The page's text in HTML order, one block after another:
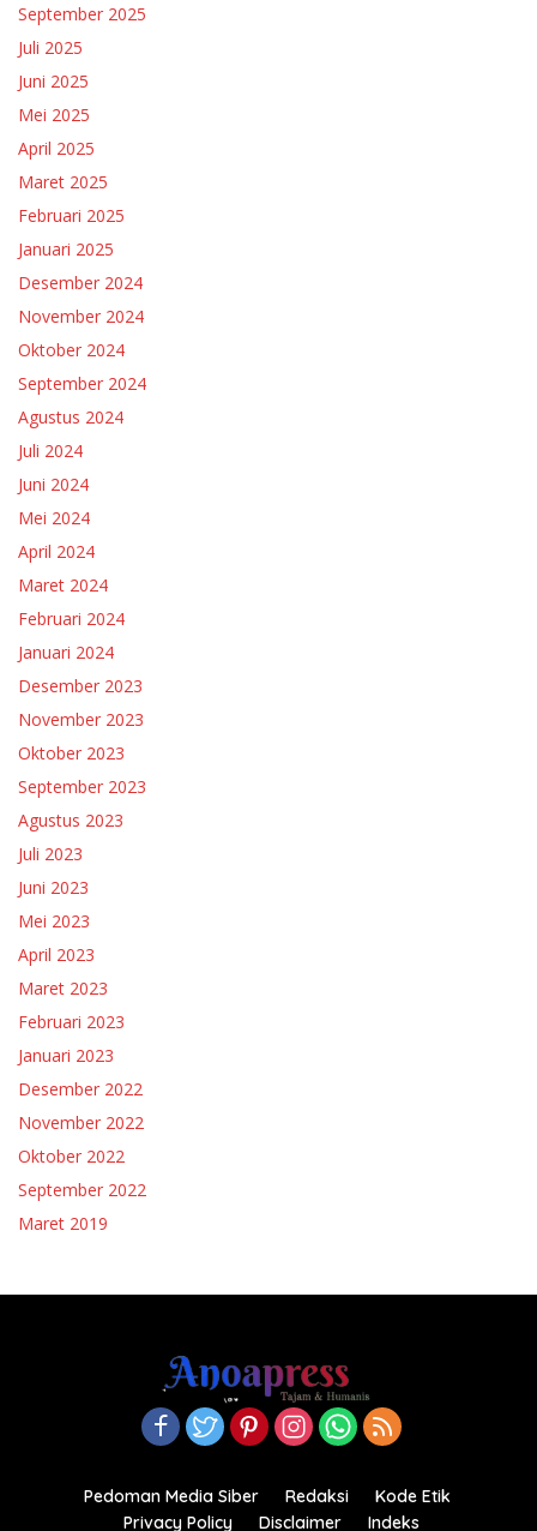
September 2025
Juli 2025
Juni 2025
Mei 2025
April 2025
Maret 2025
Februari 2025
Januari 2025
Desember 2024
November 2024
Oktober 2024
September 2024
Agustus 2024
Juli 2024
Juni 2024
Mei 2024
April 2024
Maret 2024
Februari 2024
Januari 2024
Desember 2023
November 2023
Oktober 2023
September 2023
Agustus 2023
Juli 2023
Juni 2023
Mei 2023
April 2023
Maret 2023
Februari 2023
Januari 2023
Desember 2022
November 2022
Oktober 2022
September 2022
Maret 2019
Pedoman Media Siber Redaksi
Kode Etik
Privacy Policy
Disclaimer Indeks